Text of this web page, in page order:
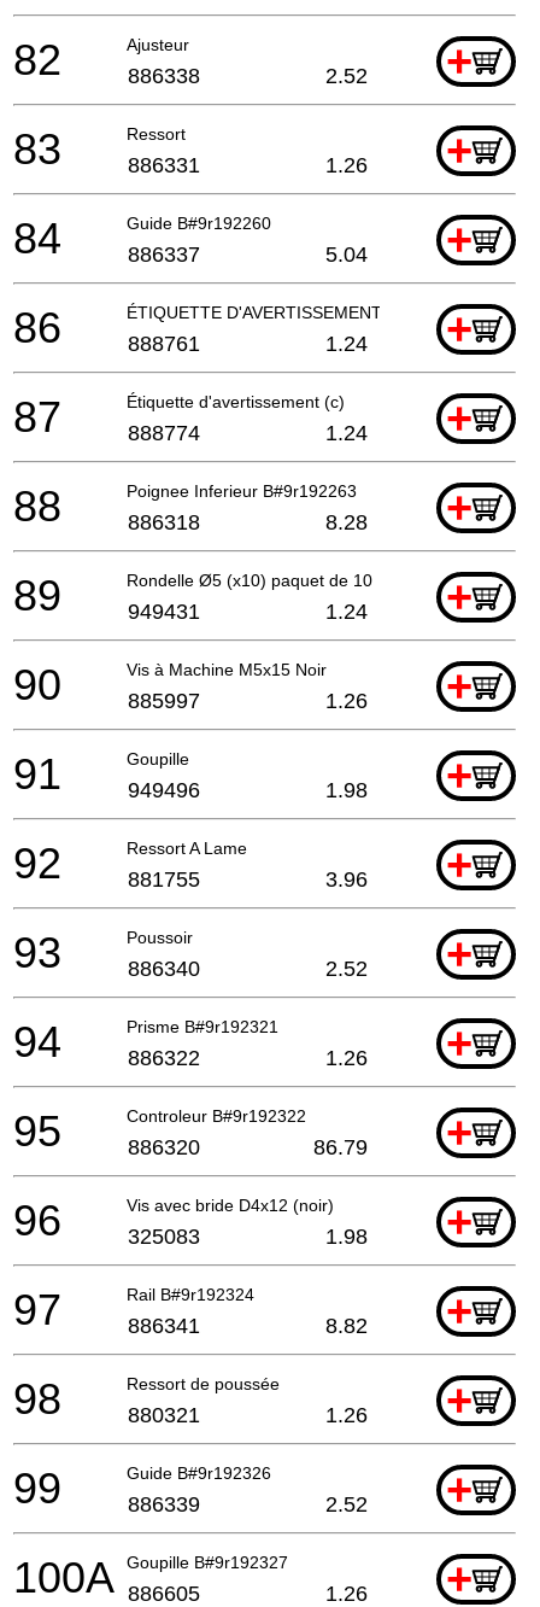
Ajusteur +
82 886338 2.52
Ressort +
83 886331 1.26
Guide B#9r192260 +
84 886337 5.04
ÉTIQUETTE D'AVERTISSEMENT (A) +
86 888761 1.24
Étiquette d'avertissement (c) +
87 888774 1.24
Poignee Inferieur B#9r192263 +
88 886318 8.28
Rondelle Ø5 (x10) paquet de 10 +
89 949431 1.24
Vis à Machine M5x15 Noir +
90 885997 1.26
Goupille +
91 949496 1.98
Ressort A Lame +
92 881755 3.96
Poussoir +
93 886340 2.52
Prisme B#9r192321 +
94 886322 1.26
Controleur B#9r192322 +
95 886320 86.79
Vis avec bride D4x12 (noir) +
96 325083 1.98
Rail B#9r192324 +
97 886341 8.82
Ressort de poussée +
98 880321 1.26
Guide B#9r192326 +
99 886339 2.52
Goupille B#9r192327 +
100A 886605 1.26